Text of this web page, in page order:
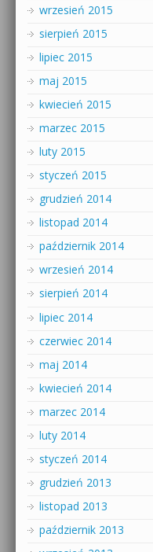
wrzesień 2015
sierpień 2015
lipiec 2015
maj 2015
kwiecień 2015
marzec 2015
luty 2015
styczeń 2015
grudzień 2014
listopad 2014
październik 2014
wrzesień 2014
sierpień 2014
lipiec 2014
czerwiec 2014
maj 2014
kwiecień 2014
marzec 2014
luty 2014
styczeń 2014
grudzień 2013
listopad 2013
październik 2013